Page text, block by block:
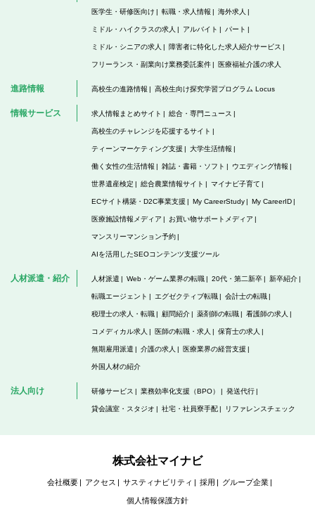
医学生・研修医向け 転職・求人情報 海外求人
ミドル・ハイクラスの求人 アルバイト パート
ミドル・シニアの求人 障害者に特化した求人紹介サービス
フリーランス・副業向け業務委託案件 医療福祉介護の求人
進路情報 高校生の進路情報 高校生向け探究学習プログラム Locus
情報サービス 求人情報まとめサイト 総合・専門ニュース
高校生のチャレンジを応援するサイト
ティーンマーケティング支援 大学生活情報
働く女性の生活情報 雑誌・書籍・ソフト ウエディング情報
世界遺産検定 総合農業情報サイト マイナビ子育て
ECサイト構築・D2C事業支援 My CareerStudy My CareerID
医療施設情報メディア お買い物サポートメディア
マンスリーマンション予約
AIを活用したSEOコンテンツ支援ツール
人材派遣・紹介 人材派遣 Web・ゲーム業界の転職 20代・第二新卒 新卒紹介
転職エージェント エグゼクティブ転職 会計士の転職
税理士の求人・転職 顧問紹介 薬剤師の転職 看護師の求人
コメディカル求人 医師の転職・求人 保育士の求人
無期雇用派遣 介護の求人 医療業界の経営支援
外国人材の紹介
法人向け 研修サービス 業務効率化支援（BPO） 発送代行
貸会議室・スタジオ 社宅・社員寮手配 リファレンスチェック
株式会社マイナビ
会社概要 アクセス サスティナビリティ 採用 グループ企業
個人情報保護方針